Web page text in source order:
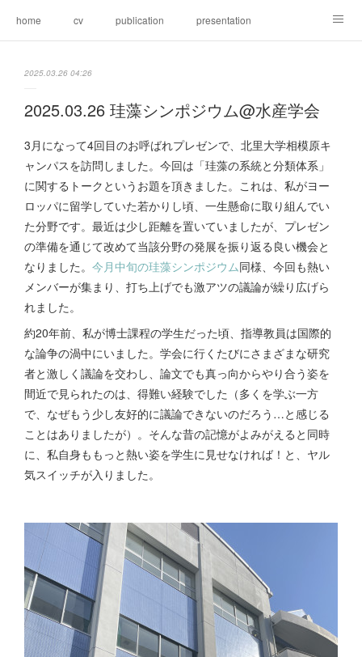
home cv publication presentation
2025.03.26 04:26
2025.03.26 珪藻シンポジウム@水産学会
3月になって4回目のお呼ばれプレゼンで、北里大学相模原キ
ャンパスを訪問しました。今回は「珪藻の系統と分類体系」
に関するトークというお題を頂きました。これは、私がヨー
ロッパに留学していた若かりし頃、一生懸命に取り組んでい
た分野です。最近は少し距離を置いていましたが、プレゼン
の準備を通じて改めて当該分野の発展を振り返る良い機会と
なりました。 今月中旬の珪藻シンポジウム同様、今回も熱い
メンバーが集まり、打ち上げでも激アツの議論が繰り広げら
れました。
約20年前、私が博士課程の学生だった頃、指導教員は国際的
な論争の渦中にいました。学会に行くたびにさまざまな研究
者と激しく議論を交わし、論文でも真っ向からやり合う姿を
間近で見られたのは、得難い経験でした（多くを学ぶ一方
で、なぜもう少し友好的に議論できないのだろう…と感じる
ことはありましたが）。そんな昔の記憶がよみがえると同時
に、私自身ももっと熱い姿を学生に見せなければ！と、ヤル
気スイッチが入りました。